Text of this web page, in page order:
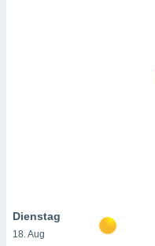
nicht
Dienstag
18. Aug